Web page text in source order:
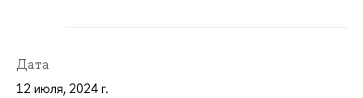
Дата
12 июля, 2024 г.